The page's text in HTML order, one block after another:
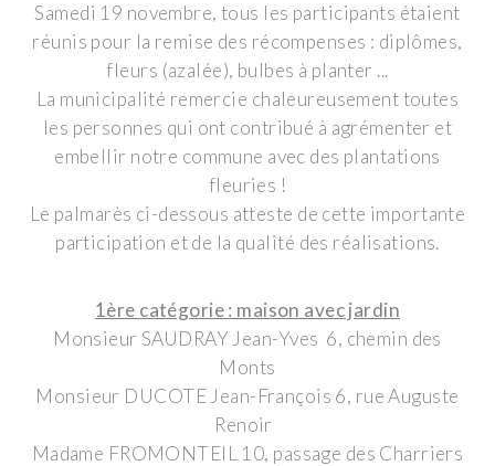
Samedi 19 novembre, tous les participants étaient
réunis pour la remise des récompenses : diplômes,
fleurs (azalée), bulbes à planter ...
La municipalité remercie chaleureusement toutes
les personnes qui ont contribué à agrémenter et
embellir notre commune avec des plantations
fleuries !
Le palmarès ci-dessous atteste de cette importante
participation et de la qualité des réalisations.
1ère catégorie : maison avec jardin
Monsieur SAUDRAY Jean-Yves 6, chemin des
Monts
Monsieur DUCOTE Jean-François 6, rue Auguste
Renoir
Madame FROMONTEIL 10, passage des Charriers